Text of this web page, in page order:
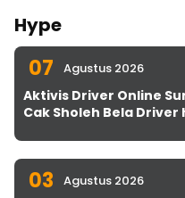
Hype
07 Agustus 2026
Aktivis Driver Online
Cak Sholeh Bela Driver
03 Agustus 2026